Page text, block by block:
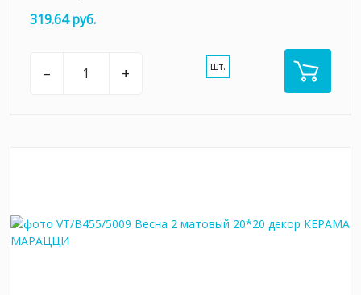
319.64 руб.
– + шт.